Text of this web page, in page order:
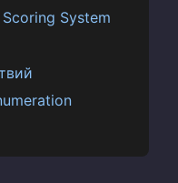
System